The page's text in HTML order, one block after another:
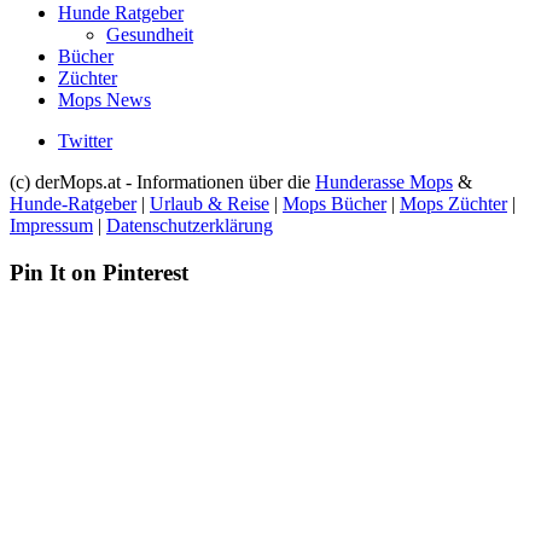
Hunde Ratgeber
Gesundheit
Bücher
Züchter
Mops News
Twitter
(c) derMops.at - Informationen über die Hunderasse Mops &
Hunde-Ratgeber| Urlaub & Reise | Mops Bücher| Mops Züchter|
Impressum | Datenschutzerklärung
Pin It on Pinterest